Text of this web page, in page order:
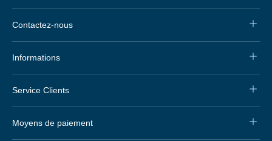
Contactez-nous
Informations
Service Clients
Moyens de paiement